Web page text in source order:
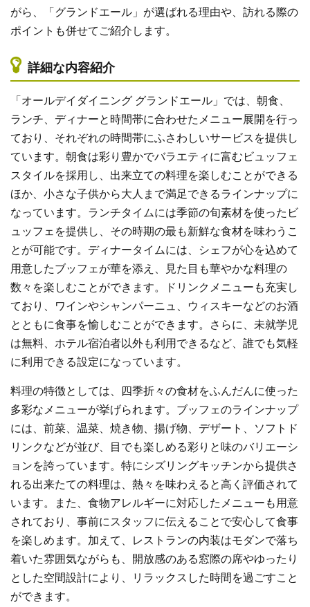
がら、「グランドエール」が選ばれる理由や、訪れる際の
ポイントも併せてご紹介します。
詳細な内容紹介
「オールデイダイニング グランドエール」では、朝食、
ランチ、ディナーと時間帯に合わせたメニュー展開を行っ
ており、それぞれの時間帯にふさわしいサービスを提供し
ています。朝食は彩り豊かでバラエティに富むビュッフェ
スタイルを採用し、出来立ての料理を楽しむことができる
ほか、小さな子供から大人まで満足できるラインナップに
なっています。ランチタイムには季節の旬素材を使ったビ
ュッフェを提供し、その時期の最も新鮮な食材を味わうこ
とが可能です。ディナータイムには、シェフが心を込めて
用意したブッフェが華を添え、見た目も華やかな料理の
数々を楽しむことができます。ドリンクメニューも充実し
ており、ワインやシャンパーニュ、ウィスキーなどのお酒
とともに食事を愉しむことができます。さらに、未就学児
は無料、ホテル宿泊者以外も利用できるなど、誰でも気軽
に利用できる設定になっています。
料理の特徴としては、四季折々の食材をふんだんに使った
多彩なメニューが挙げられます。ブッフェのラインナップ
には、前菜、温菜、焼き物、揚げ物、デザート、ソフトド
リンクなどが並び、目でも楽しめる彩りと味のバリエーシ
ョンを誇っています。特にシズリングキッチンから提供さ
れる出来たての料理は、熱々を味わえると高く評価されて
います。また、食物アレルギーに対応したメニューも用意
されており、事前にスタッフに伝えることで安心して食事
を楽しめます。加えて、レストランの内装はモダンで落ち
着いた雰囲気ながらも、開放感のある窓際の席やゆったり
とした空間設計により、リラックスした時間を過ごすこと
ができます。